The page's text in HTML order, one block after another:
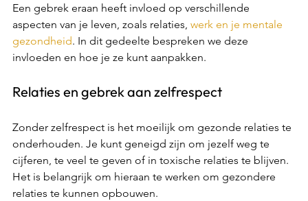
Een gebrek eraan heeft invloed op verschillende
aspecten van je leven, zoals relaties, werk en je mentale
gezondheid. In dit gedeelte bespreken we deze
invloeden en hoe je ze kunt aanpakken.
Relaties en gebrek aan zelfrespect
Zonder zelfrespect is het moeilijk om gezonde relaties te
onderhouden. Je kunt geneigd zijn om jezelf weg te
cijferen, te veel te geven of in toxische relaties te blijven.
Het is belangrijk om hieraan te werken om gezondere
relaties te kunnen opbouwen.